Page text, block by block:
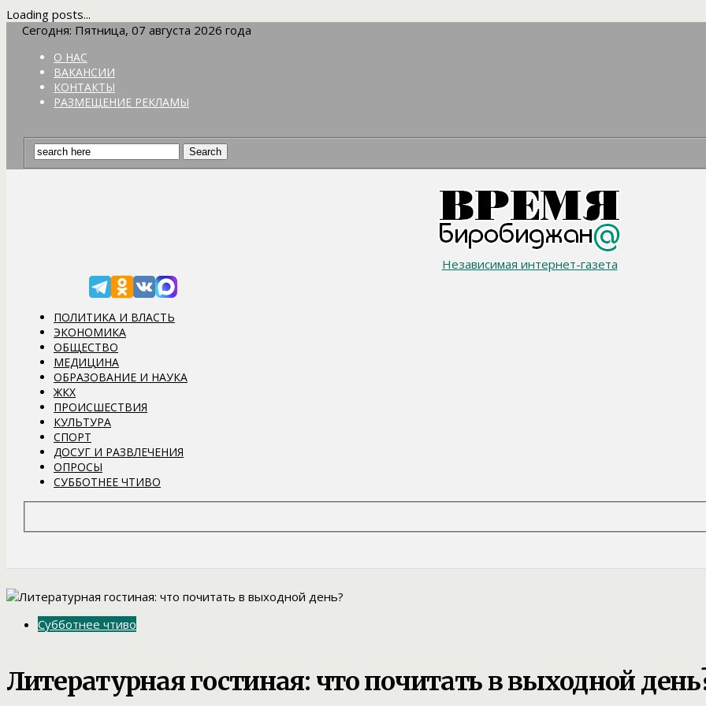
Loading posts...
Сегодня: Пятница, 07 августа 2026 года
О НАС
ВАКАНСИИ
КОНТАКТЫ
РАЗМЕЩЕНИЕ РЕКЛАМЫ
Независимая интернет-газета
ПОЛИТИКА И ВЛАСТЬ
ЭКОНОМИКА
ОБЩЕСТВО
МЕДИЦИНА
ОБРАЗОВАНИЕ И НАУКА
ЖКХ
ПРОИСШЕСТВИЯ
КУЛЬТУРА
СПОРТ
ДОСУГ И РАЗВЛЕЧЕНИЯ
ОПРОСЫ
СУББОТНЕЕ ЧТИВО
Субботнее чтиво
Литературная гостиная: что почитать в выходной